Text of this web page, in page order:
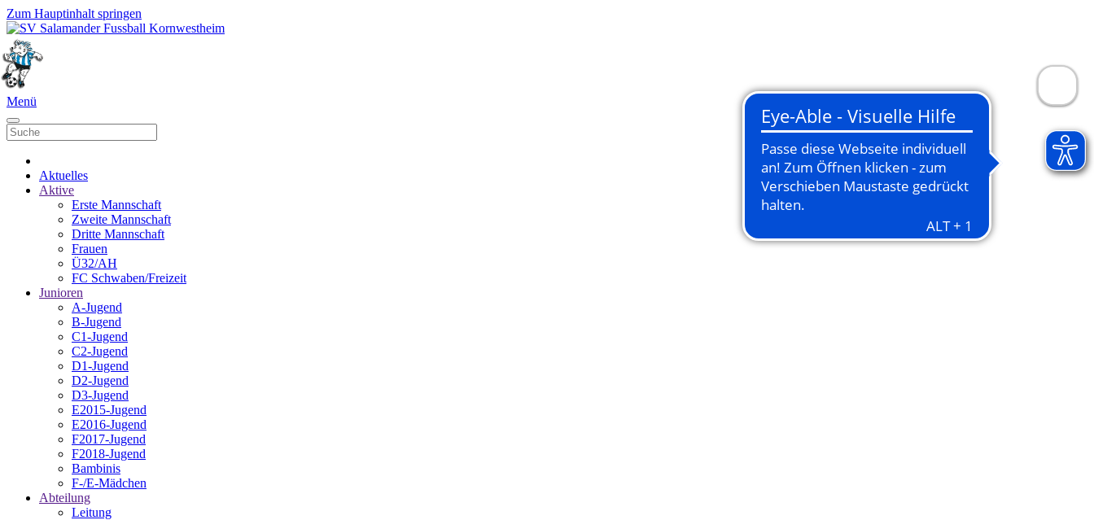
Zum Hauptinhalt springen
Menü
Aktuelles
Aktive
Erste Mannschaft
Zweite Mannschaft
Dritte Mannschaft
Frauen
Ü32/AH
FC Schwaben/Freizeit
Junioren
A-Jugend
B-Jugend
C1-Jugend
C2-Jugend
D1-Jugend
D2-Jugend
D3-Jugend
E2015-Jugend
E2016-Jugend
F2017-Jugend
F2018-Jugend
Bambinis
F-/E-Mädchen
Abteilung
Leitung